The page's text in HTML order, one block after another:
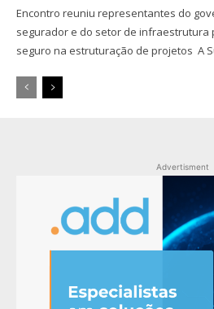
Encontro reuniu representantes do
segurador e do setor de infraestrutura
seguro
Advertisment